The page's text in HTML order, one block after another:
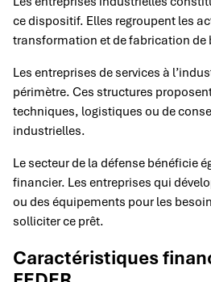
ce dispositif. Elles regroupent les
transformation et de fabrication de
Les entreprises de services à
périmètre. Ces structures
techniques, logistiques ou de
industrielles.
Le secteur de la défense bénéficie
financier. Les entreprises qui
ou des équipements pour les
solliciter ce prêt.
Caractéristiques